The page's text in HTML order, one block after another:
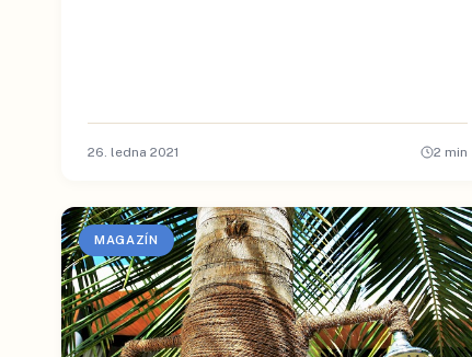
26. ledna 2021 2 min
MAGAZÍN